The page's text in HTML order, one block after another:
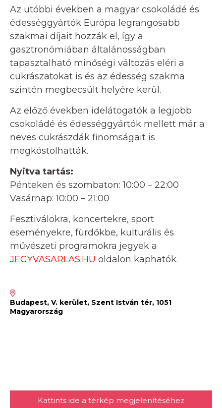
Az utóbbi években a magyar csokoládé és
édességgyártók Európa legrangosabb
szakmai díjait hozzák el, így a
gasztronómiában általánosságban
tapasztalható minőségi változás eléri a
cukrászatokat is és az édesség szakma
szintén megbecsült helyére kerül.
Az előző években idelátogatók a legjobb
csokoládé és édességgyártók mellett már a
neves cukrászdák finomságait is
megkóstolhatták.
Nyitva tartás:
Pénteken és szombaton: 10:00 – 22:00
Vasárnap: 10:00 – 21:00
Fesztiválokra, koncertekre, sport
eseményekre, fürdőkbe, kulturális és
művészeti programokra jegyek a
JEGYVASARLAS.HU oldalon kaphatók.
Budapest, V. kerület, Szent István tér, 1051
Magyarország
Kattints ide a térkép megjelenítéséhez